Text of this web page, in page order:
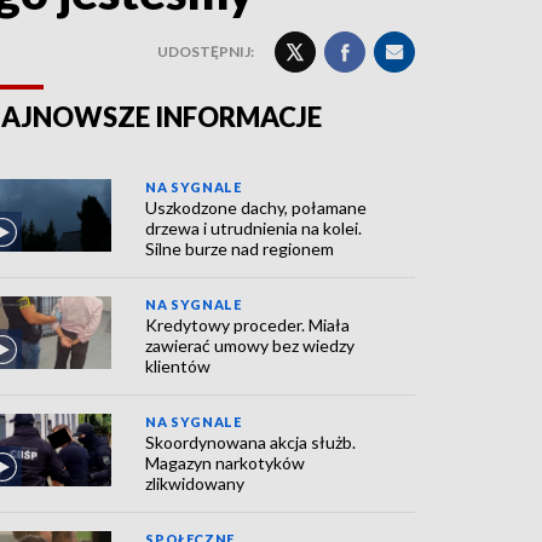
UDOSTĘPNIJ:
INFORMACJE
NA SYGNALE
Uszkodzone dachy, połamane
drzewa i utrudnienia na kolei.
Silne burze nad regionem
NA SYGNALE
Kredytowy proceder. Miała
zawierać umowy bez wiedzy
klientów
NA SYGNALE
Skoordynowana akcja służb.
Magazyn narkotyków
zlikwidowany